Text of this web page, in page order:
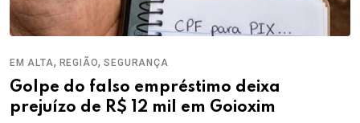
EM ALTA, REGIÃO,SEGURANÇA
Golpe do falso empréstimo deixa
prejuízo de R$ 12 mil em Goioxim